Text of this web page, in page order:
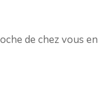
de chez vous